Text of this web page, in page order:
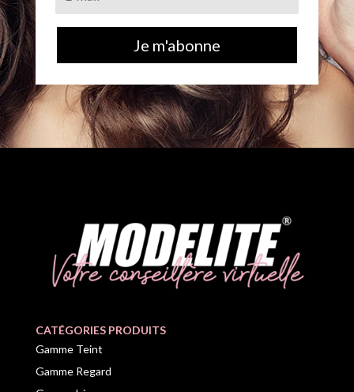
Je m'abonne
CATÉGORIES PRODUITS
Gamme Teint
Gamme Regard